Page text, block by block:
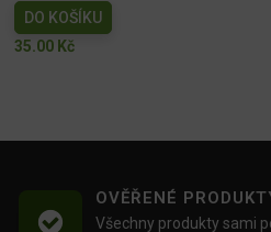
DO KOŠÍKU
35.00 Kč
OVĚŘENÉ
Všechny produkty sami